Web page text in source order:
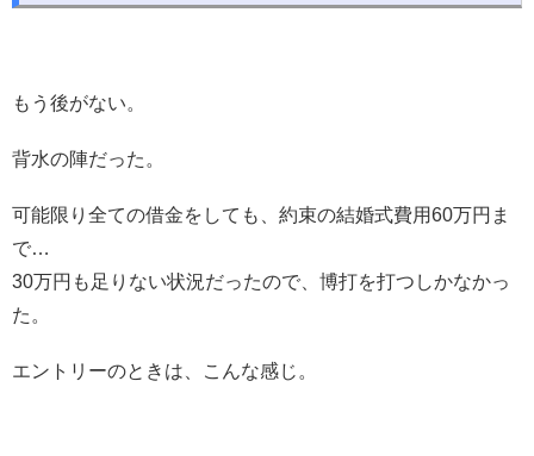
もう後がない。
背水の陣だった。
可能限り全ての借金をしても、約束の結婚式費用60万円ま
で…
30万円も足りない状況だったので、博打を打つしかなかっ
た。
エントリーのときは、こんな感じ。